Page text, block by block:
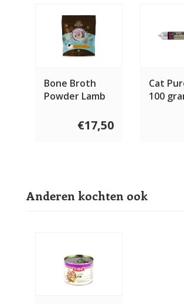
Bone Broth
Powder Lamb
€17,50
Cat
100
Anderen kochten ook